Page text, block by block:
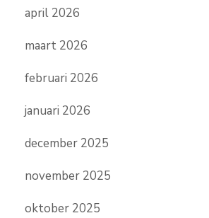
april 2026
maart 2026
februari 2026
januari 2026
december 2025
november 2025
oktober 2025